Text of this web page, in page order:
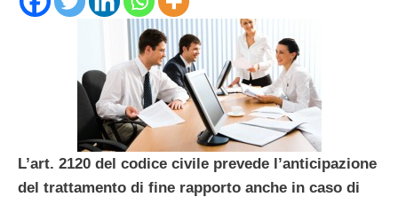
L’art. 2120 del codice civile prevede l’anticipazione
del trattamento di fine rapporto anche in caso di